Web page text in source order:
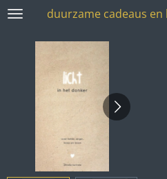
Ga
hoofdinhoud
duurzame cadeaus